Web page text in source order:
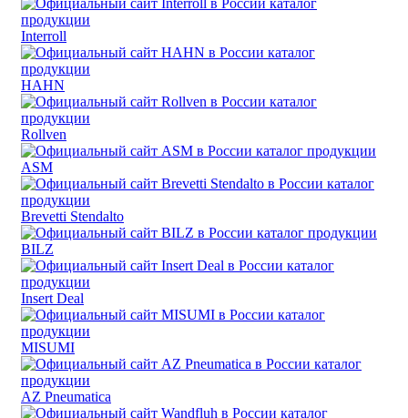
Interroll
HAHN
Rollven
ASM
Brevetti Stendalto
BILZ
Insert Deal
MISUMI
AZ Pneumatica